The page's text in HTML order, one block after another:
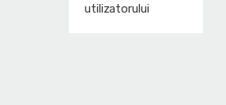
utilizatorului